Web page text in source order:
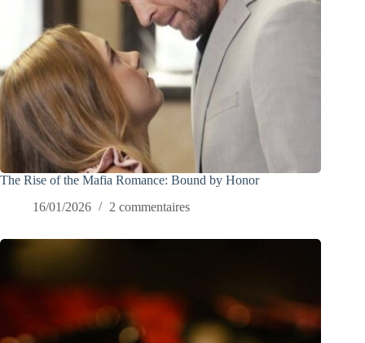
The Rise of the Mafia Romance: Bound by Honor
16/01/2026
2 commentaires